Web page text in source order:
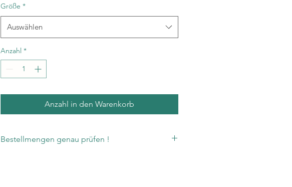
Größe *
Auswählen
Anzahl *
Anzahl in den Warenkorb
Bestellmengen genau prüfen !